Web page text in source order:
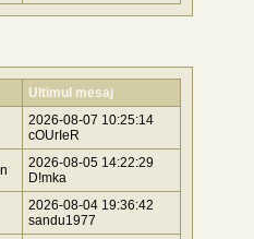
Ultimul mesaj
2026-08-07 10:25:14
cOUrIeR
2026-08-05 14:22:29
D!mka
2026-08-04 19:36:42
sandu1977